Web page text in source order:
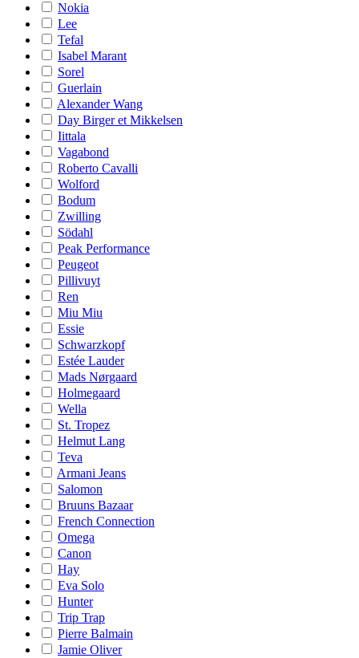
Nokia
Lee
Tefal
Isabel Marant
Sorel
Guerlain
Alexander Wang
Day Birger et Mikkelsen
Iittala
Vagabond
Roberto Cavalli
Wolford
Bodum
Zwilling
Södahl
Peak Performance
Peugeot
Pillivuyt
Ren
Miu Miu
Essie
Schwarzkopf
Estée Lauder
Mads Nørgaard
Holmegaard
Wella
St. Tropez
Helmut Lang
Teva
Armani Jeans
Salomon
Bruuns Bazaar
French Connection
Omega
Canon
Hay
Eva Solo
Hunter
Trip Trap
Pierre Balmain
Jamie Oliver